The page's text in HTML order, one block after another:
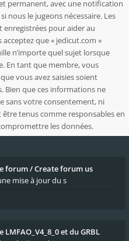
permanent, avec une notification
nous le jugeons nécessaire. Les
enregistrées pour aider au
que « jedicut.com »
n’importe quel sujet lorsque
En tant que membre, vous
vous avez saisies soient
Bien que ces informations ne
sans votre consentement, ni
tenus comme responsables en
les données.
forum / Create forum us
mise à jour du s
et du GRBL